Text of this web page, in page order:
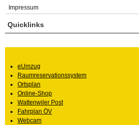
Impressum
Quicklinks
eUmzug
Raumreservationssystem
Ortsplan
Online-Shop
Wattenwiler Post
Fahrplan ÖV
Webcam